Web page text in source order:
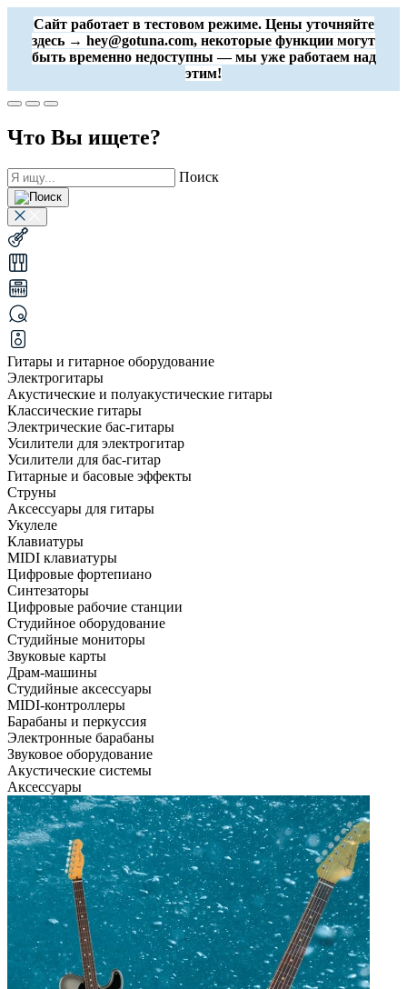
Сайт работает в тестовом режиме. Цены уточняйте
здесь → hey@gotuna.com, некоторые функции могут
быть временно недоступны — мы уже работаем над
этим!
Что Вы ищете?
Поиск
Гитары и гитарное оборудование
Электрогитары
Акустические и полуакустические гитары
Классические гитары
Электрические бас-гитары
Усилители для электрогитар
Усилители для бас-гитар
Гитарные и басовые эффекты
Струны
Аксессуары для гитары
Укулеле
Клавиатуры
MIDI клавиатуры
Цифровые фортепиано
Синтезаторы
Цифровые рабочие станции
Студийное оборудование
Студийные мониторы
Звуковые карты
Драм-машины
Студийные аксессуары
MIDI-контроллеры
Барабаны и перкуссия
Электронные барабаны
Звуковое оборудование
Акустические системы
Аксессуары